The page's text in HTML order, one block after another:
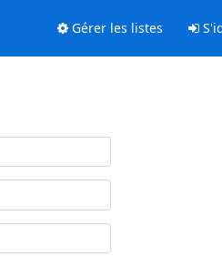
Gérer les listes